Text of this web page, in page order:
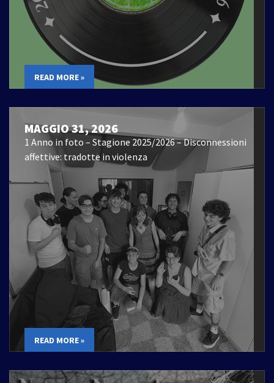
READ MORE »
MAGGIO 31, 2026
1 Anno in foto – Stagione 2025/2026 – Disconnessioni
affettive: tradotte in violenza
READ MORE »